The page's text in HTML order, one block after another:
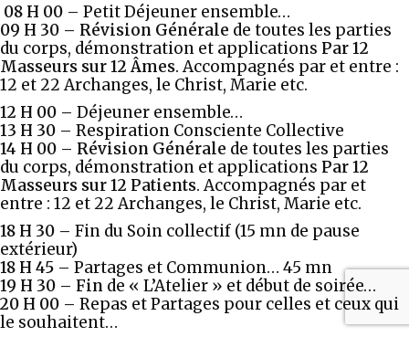
08 H 00 – Petit Déjeuner ensemble…
09 H 30 – Révision Générale de toutes les parties
du corps, démonstration et applications Par 12
Masseurs sur 12 Âmes. Accompagnés par et entre :
12 et 22 Archanges, le Christ, Marie etc.
12 H 00 – Déjeuner ensemble…
13 H 30 – Respiration Consciente Collective
14 H 00 – Révision Générale de toutes les parties
du corps, démonstration et applications Par 12
Masseurs sur 12 Patients. Accompagnés par et
entre : 12 et 22 Archanges, le Christ, Marie etc.
18 H 30 – Fin du Soin collectif (15 mn de pause
extérieur)
18 H 45 – Partages et Communion… 45 mn
19 H 30 – Fin de « L’Atelier » et début de soirée…
20 H 00 – Repas et Partages pour celles et ceux qui
le souhaitent…